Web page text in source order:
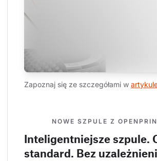
Zapoznaj się ze szczegółami w
NOWE SZPULE Z
Inteligentniejsze szpule.
standard. Bez